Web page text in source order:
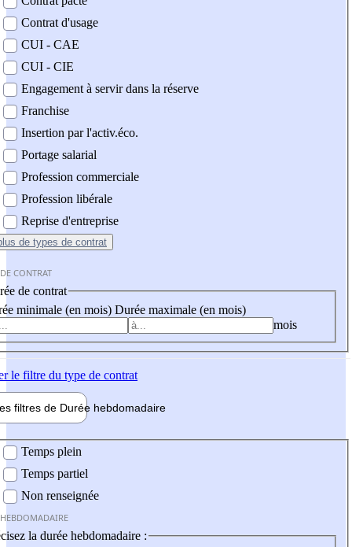
Contrat d'usage
CUI - CAE
CUI - CIE
Engagement à servir dans la réserve
Franchise
Insertion par l'activ.éco.
Portage salarial
Profession commerciale
Profession libérale
Reprise d'entreprise
de types de contrat
CONTRAT
de contrat
minimale (en mois) Durée maximale (en mois)
mois
le filtre du type de contrat
filtres de Durée hebdomadaire
Temps plein
Temps partiel
Non renseignée
la durée hebdomadaire :